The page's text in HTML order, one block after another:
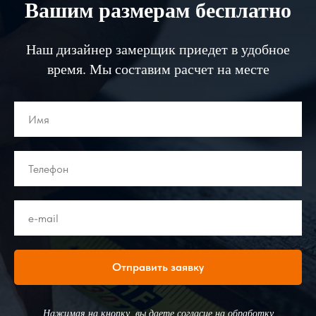
Вашим размерам бесплатно
Наш дизайнер замерщик приедет в удобное
время. Мы составим расчет на месте
Отправить заявку
Нажимая на кнопку, вы даете согласие на обработку